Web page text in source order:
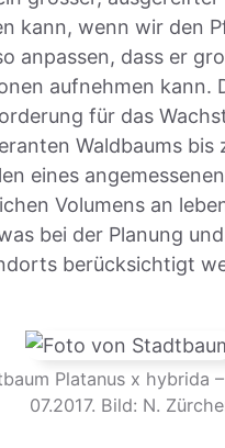
kann, wenn wir den
anpassen, dass er
aufnehmen kann.
für das
Waldbaums bis
eines
Volumens an
bei der Planung
berücksichtigt
Platanus x hybrida
07.2017. Bild: N.